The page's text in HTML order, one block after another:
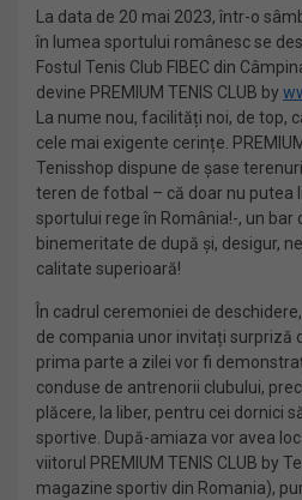
La data de 20 mai 2023, într-o
în lumea sportului românesc se
Fostul Tenis Club FIBEC din
devine PREMIUM TENIS CLUB by
La nume nou, facilități noi, de top,
cele mai exigente cerințe.
Tenisshop dispune de șase
teren de fotbal – că doar nu putea
sportului rege în România!-, un bar
binemeritate de după și, desigur,
calitate superioară!
În cadrul ceremoniei de
de compania unor invitați surpriză
prima parte a zilei vor fi
conduse de antrenorii clubului,
plăcere, la liber, pentru cei dornici
sportive. După-amiaza vor avea
viitorul PREMIUM TENIS CLUB by
magazine sportiv din Romania),